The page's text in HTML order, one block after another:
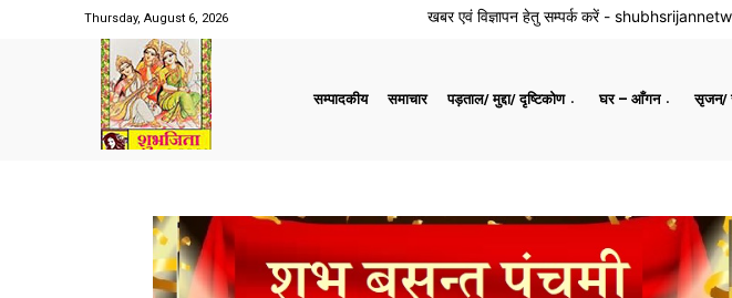
Thursday, August 6, 2026 खबर एवं विज्ञापन हेतु सम्पर्क करें -
सम्पादकीय समाचार पड़ताल/ मुद्दा/ दृष्टिकोण घर – आँगन सृजन/